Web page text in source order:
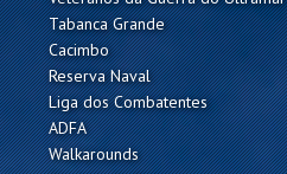
Tabanca Grande
Cacimbo
Reserva Naval
Liga dos Combatentes
ADFA
Walkarounds